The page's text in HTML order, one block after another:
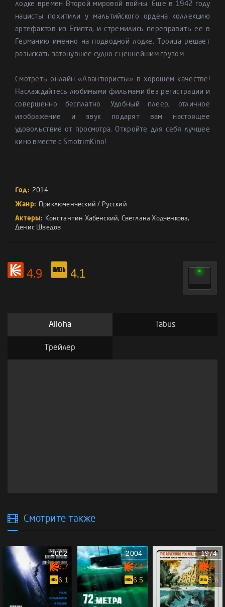
лодке времен Второй мировой войны. Еще в 1942 году
нацисты похитили у мальтийского ордена коллекцию
артефактов из Египта, и стремились переправить ее в
Германию именно на подводной лодке. Троица решает
разыскать затонувшее судно с ценнейшим грузом.
Смотреть онлайн «Авантюристы» в хорошем качестве!
Наслаждайтесь любимыми фильмами без регистрации и
совершенно бесплатно. Удобный плеер, отличное
изображение и звук подарят вам настоящее
удовольствие от просмотра. Откройте для себя лучшее
кино вместе с SmotrimKino!
Год: 2014
Жанр: Приключенческий / Русский
Актеры: Константин Хабенский, Светлана Ходченкова,
Денис Шведов
4.9 4.1
Alloha Tabus
Трейлер
Смотрите также
2002
6.7
6.1
2004
7.4
6.5
1974
6.0
5.6